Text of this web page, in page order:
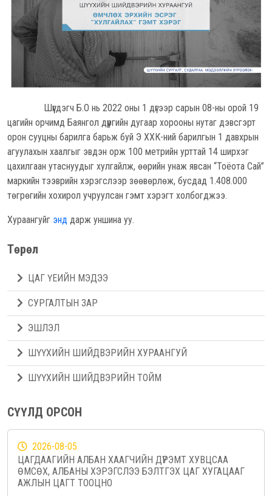
Шүүгдэгч Б.О нь 2022 оны 1 дүгээр сарын 08-ны орой 19
цагийн орчимд Баянгол дүүргийн дугаар хорооны нутаг дэвсгэрт
орон сууцны барилга барьж буй Э ХХК-ний барилгын 1 давхрын
агуулахын хаалгыг эвдэн орж 100 метрийн урттай 14 ширхэг
цахилгаан утаснуудыг хулгайлж, өөрийн унаж явсан “Тоёота Сай”
маркийн тээврийн хэрэгслээр зөөвөрлөж, бусдад 1.408.000
төгрөгийн хохирол учруулсан гэмт хэрэгт холбогджээ.
Хураангуйг энд дарж уншина уу.
Төрөл
ЦАГ ҮЕИЙН МЭДЭЭ
СУРГАЛТЫН ЗАР
ЭШЛЭЛ
ШҮҮХИЙН ШИЙДВЭРИЙН ХУРААНГУЙ
ШҮҮХИЙН ШИЙДВЭРИЙН ТОЙМ
СҮҮЛД ОРСОН
2026-08-05
ЦАГДААГИЙН АЛБАН ХААГЧИЙН ДҮРЭМТ ХУВЦСАА
ӨМСӨХ, АЛБАНЫ ХЭРЭГСЛЭЭ БЭЛТГЭХ ЦАГ ХУГАЦААГ
АЖЛЫН ЦАГТ ТООЦНО